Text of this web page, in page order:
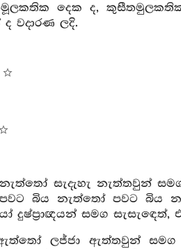
දෙක ද,
වදාරණ ලදි.
සැදැහැ නැත්තවුන්
පවට බිය නැත්තෝ පවට බිය
දුෂ්ප්‍රාඥයන් සමග සැසැඳෙත්,
ඇත්තෝ ලජ්ජා ඇත්තවුන්